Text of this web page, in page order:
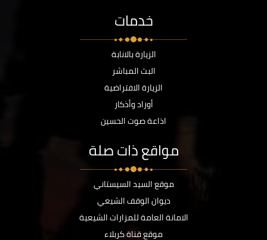
خدمات
الزيارة بالانابة
البث المباشر
الزيارة الافتراضية
أوراد وأذكار
اذاعة صوت الحسين
مواقع ذات صلة
موقع السيد السيستاني
ديوان الوقف الشيعي
الامانة العامة للمزارات الشيعية
موقع قناة كربلاء